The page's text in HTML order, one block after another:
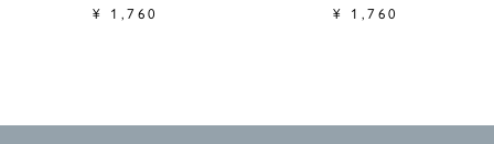
¥ 1,760
¥ 1,760